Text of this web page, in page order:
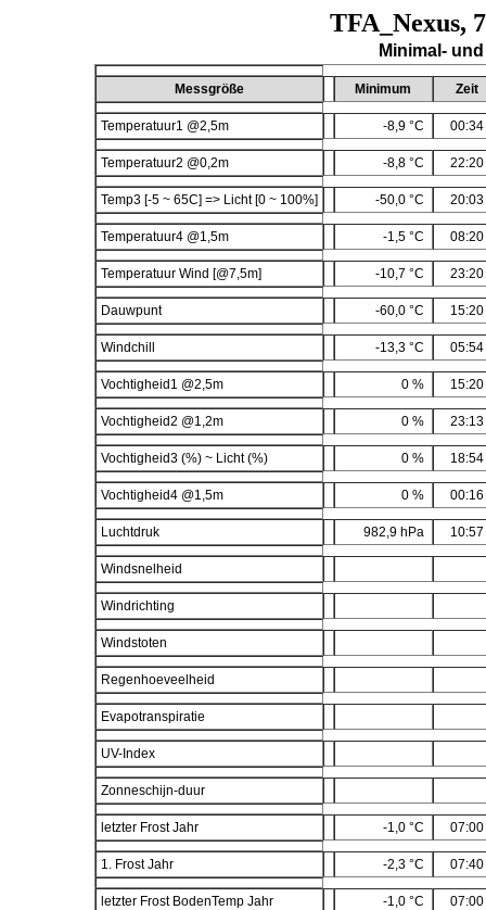
TFA_Nexus,
Minimal-
Messgröße Minimum Zeit
Temperatuur1 @2,5m -8,9 °C 00:34
Temperatuur2 @0,2m -8,8 °C 22:20
Temp3 [-5 ~ 65C] => Licht [0 ~ 100%] -50,0 °C 20:03
Temperatuur4 @1,5m -1,5 °C 08:20
Temperatuur Wind [@7,5m] -10,7 °C 23:20
Dauwpunt -60,0 °C 15:20
Windchill -13,3 °C 05:54
Vochtigheid1 @2,5m 0 % 15:20
Vochtigheid2 @1,2m 0 % 23:13
Vochtigheid3 (%) ~ Licht (%) 0 % 18:54
Vochtigheid4 @1,5m 0 % 00:16
Luchtdruk 982,9 hPa 10:57
Windsnelheid
Windrichting
Windstoten
Regenhoeveelheid
Evapotranspiratie
UV-Index
Zonneschijn-duur
letzter Frost Jahr -1,0 °C 07:00
1. Frost Jahr -2,3 °C 07:40
letzter Frost BodenTemp Jahr -1,0 °C 07:00